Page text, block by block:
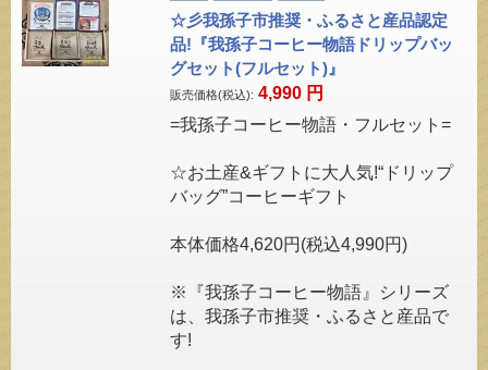
☆彡我孫子市推奨・ふるさと産品認定
品!『我孫子コーヒー物語ドリップバッ
グセット(フルセット)』
販売価格(税込): 4,990 円
=我孫子コーヒー物語・フルセット=
☆お土産&ギフトに大人気!“ドリップ
バッグ”コーヒーギフト
本体価格4,620円(税込4,990円)
※『我孫子コーヒー物語』シリーズ
は、我孫子市推奨・ふるさと産品で
す!